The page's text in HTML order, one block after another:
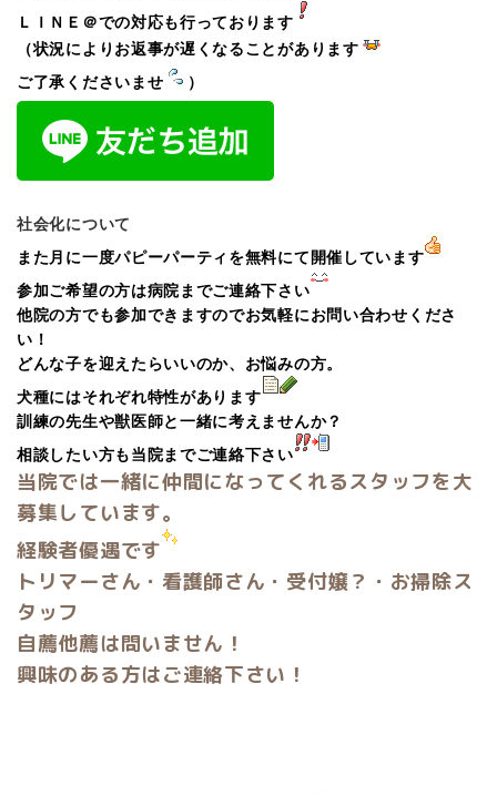
ＬＩＮＥ＠での対応も行っております
（状況によりお返事が遅くなることがあります
ご了承くださいませ
）
社会化について
また月に一度パピーパーティを無料にて開催しています
参加ご希望の方は病院までご連絡下さい
他院の方でも参加できますのでお気軽にお問い合わせくださ
い！
どんな子を迎えたらいいのか、お悩みの方。
犬種にはそれぞれ特性があります
訓練の先生や獣医師と一緒に考えませんか？
相談したい方も当院までご連絡下さい
当院では一緒に仲間になってくれるスタッフを大
募集しています。
経験者優遇です
トリマーさん・看護師さん・受付嬢？・お掃除ス
タッフ
自薦他薦は問いません！
興味のある方はご連絡下さい！